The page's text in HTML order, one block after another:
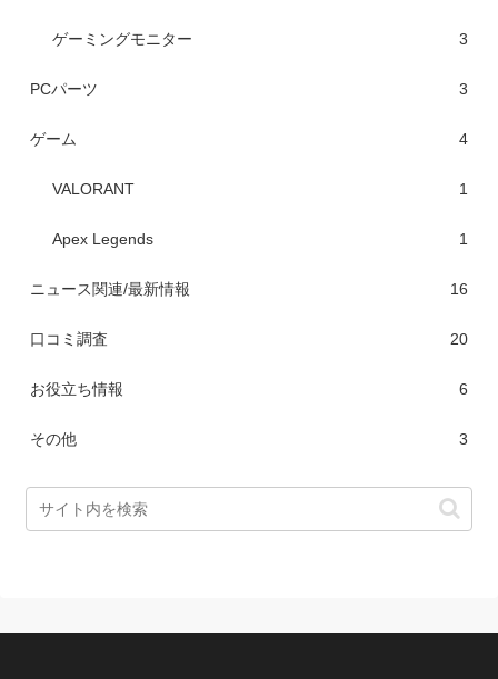
ゲーミングモニター 3
PCパーツ 3
ゲーム 4
VALORANT 1
Apex Legends 1
ニュース関連/最新情報 16
口コミ調査 20
お役立ち情報 6
その他 3